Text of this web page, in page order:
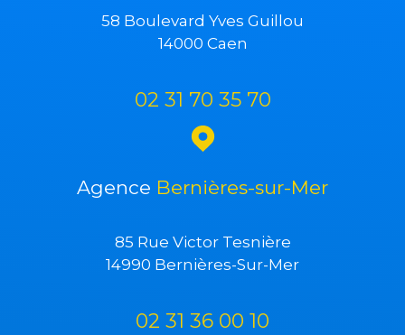
58 Boulevard Yves Guillou
14000 Caen
02 31 70 35 70
Agence Bernières-sur-Mer
85 Rue Victor Tesnière
14990 Bernières-Sur-Mer
02 31 36 00 10